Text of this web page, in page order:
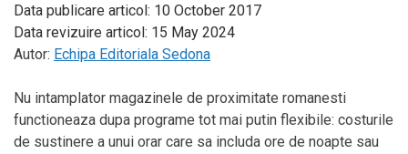
Data publicare articol: 10 October 2017
Data revizuire articol: 15 May 2024
Autor: Echipa Editoriala Sedona
Nu intamplator magazinele de proximitate romanesti
functioneaza dupa programe tot mai putin flexibile: costurile
de sustinere a unui orar care sa includa ore de noapte sau